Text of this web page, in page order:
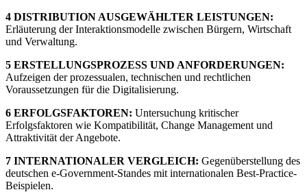
4 DISTRIBUTION AUSGEWÄHLTER LEISTUNGEN:
Erläuterung der Interaktionsmodelle zwischen Bürgern, Wirtschaft
und Verwaltung.
5 ERSTELLUNGSPROZESS UND ANFORDERUNGEN:
Aufzeigen der prozessualen, technischen und rechtlichen
Voraussetzungen für die Digitalisierung.
6 ERFOLGSFAKTOREN: Untersuchung kritischer
Erfolgsfaktoren wie Kompatibilität, Change Management und
Attraktivität der Angebote.
7 INTERNATIONALER VERGLEICH: Gegenüberstellung des
deutschen e-Government-Standes mit internationalen Best-Practice-
Beispielen.